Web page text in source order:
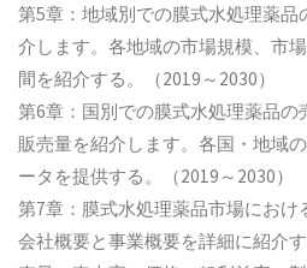
第5章：地域別での膜式水処理薬品
介します。各地域の市場規模、市
間を紹介する。（2019～2030）
第6章：国別での膜式水処理薬品の
販売量を紹介します。各国・地域
ータを提供する。（2019～2030）
第7章：膜式水処理薬品市場におけ
会社概要と事業概要を詳細に紹介